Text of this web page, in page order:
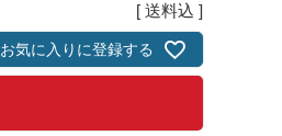
送料込
お気に入りに登録する